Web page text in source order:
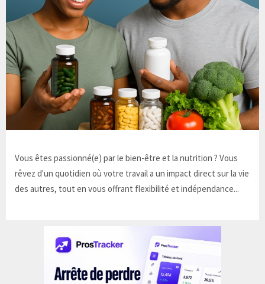
Vous êtes passionné(e) par le bien-être et la nutrition ? Vous
rêvez d'un quotidien où votre travail a un impact direct sur la vie
des autres, tout en vous offrant flexibilité et indépendance...